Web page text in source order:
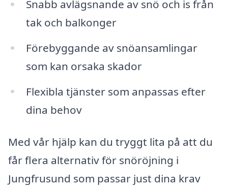
Snabb avlägsnande av snö och is från
tak och balkonger
Förebyggande av snöansamlingar
som kan orsaka skador
Flexibla tjänster som anpassas efter
dina behov
Med vår hjälp kan du tryggt lita på att du
får flera alternativ för snöröjning i
Jungfrusund som passar just dina krav